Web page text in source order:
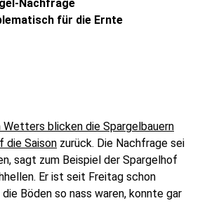
Nachfrage
für die Ernte
Wetters blicken die Spargelbauern
die Saison zurück. Die Nachfrage sei
sagt zum Beispiel der Spargelhof
Er ist seit Freitag schon
Böden so nass waren, konnte gar